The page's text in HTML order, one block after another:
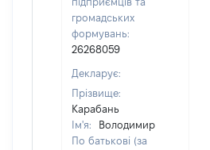
громадських
формувань:
26268059
Декларує:
Прізвище:
Карабань
Ім'я:
Володимир
По батькові (за